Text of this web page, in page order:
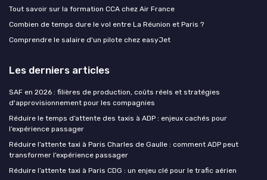
Tout savoir sur la formation CCA chez Air France
Combien de temps dure le vol entre La Réunion et Paris ?
Comprendre le salaire d'un pilote chez easyJet
Les derniers articles
SAF en 2026 : filières de production, coûts réels et stratégies
d'approvisionnement pour les compagnies
Réduire le temps d’attente des taxis à ADP : enjeux cachés pour
l’expérience passager
Réduire l’attente taxi à Paris Charles de Gaulle : comment ADP peut
transformer l’expérience passager
Réduire l’attente taxi à Paris CDG : un enjeu clé pour le trafic aérien